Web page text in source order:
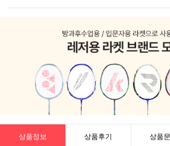
상품정보 상품후기 상품